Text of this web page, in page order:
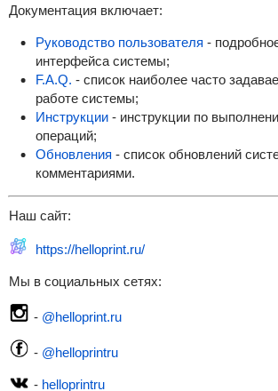
Документация включает:
Руководство пользователя -
интерфейса системы;
F.A.Q. - список наиболее часто
работе системы;
Инструкции- инструкции по
операций;
Обновления - список обновлений
комментариями.
Наш сайт:
https://helloprint.ru/
Мы в социальных сетях:
- @helloprint.ru
- @helloprintru
- helloprintru